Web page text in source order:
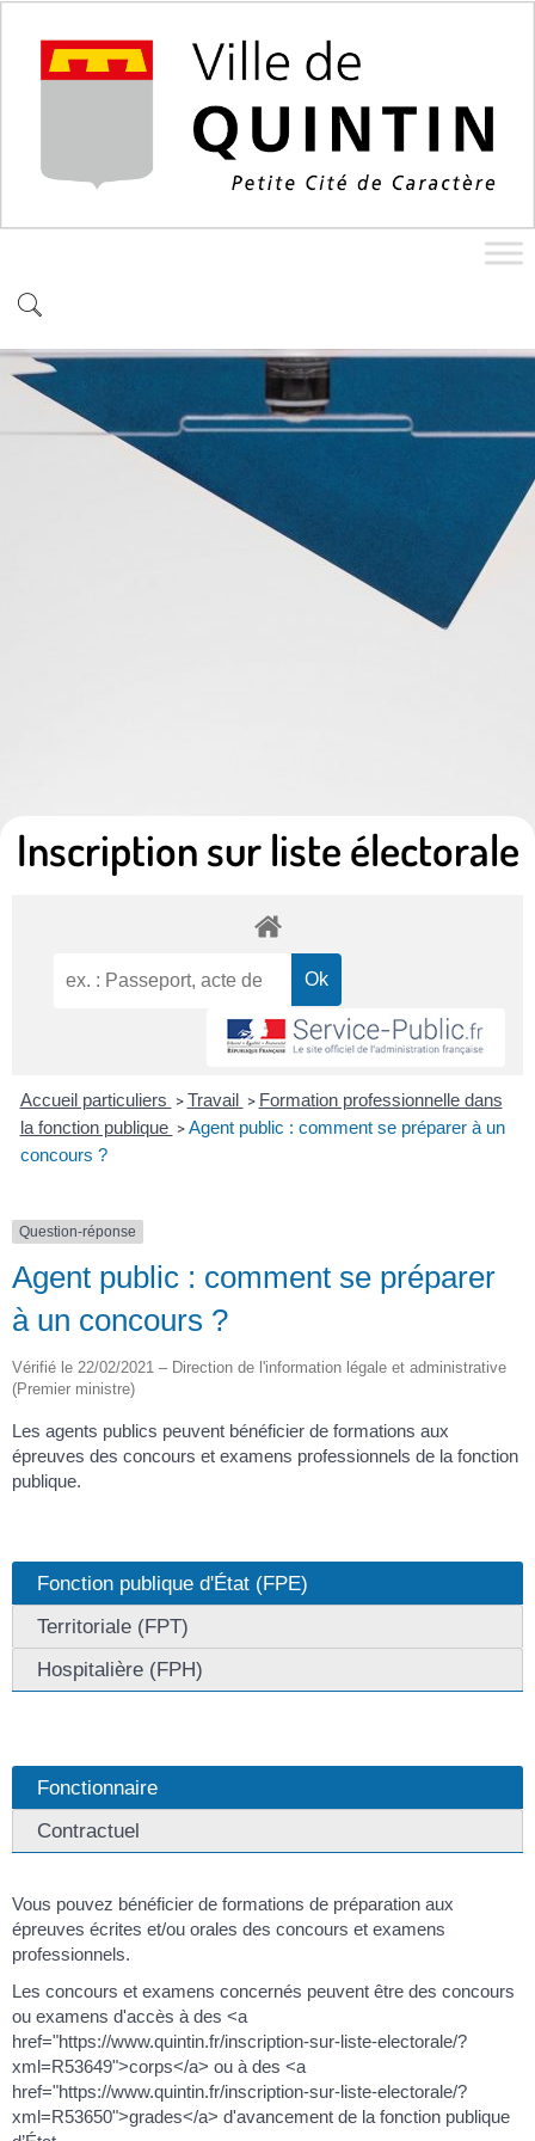
Inscription sur liste électorale
Accueil particuliers > Travail > Formation professionnelle dans
la fonction publique > Agent public : comment se préparer à un
concours ?
Question-réponse
Agent public : comment se préparer
à un concours ?
Vérifié le 22/02/2021 – Direction de l'information légale et administrative
(Premier ministre)
Les agents publics peuvent bénéficier de formations aux
épreuves des concours et examens professionnels de la fonction
publique.
Fonction publique d'État (FPE)
Territoriale (FPT)
Hospitalière (FPH)
Fonctionnaire
Contractuel
Vous pouvez bénéficier de formations de préparation aux
épreuves écrites et/ou orales des concours et examens
professionnels.
Les concours et examens concernés peuvent être des concours
ou examens d'accès à des <a
href="https://www.quintin.fr/inscription-sur-liste-electorale/?
xml=R53649">corps</a> ou à des <a
href="https://www.quintin.fr/inscription-sur-liste-electorale/?
xml=R53650">grades</a> d'avancement de la fonction publique